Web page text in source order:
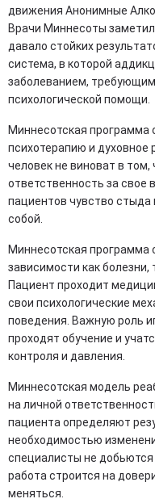
движения Анонимные
Врачи Миннесоты
давало стойких
система, в которой
заболеванием,
психологической помощи.
Миннесотская программа
психотерапию и духовное
человек не виноват в том,
ответственность за свое
пациентов чувство
собой.
Миннесотская программа
зависимости как
Пациент проходит
свои психологические
поведения. Важную роль
проходят обучение и
контроля и давления.
Миннесотская модель
на личной
пациента определяют
необходимостью
специалисты не
работа строится на
меняться.